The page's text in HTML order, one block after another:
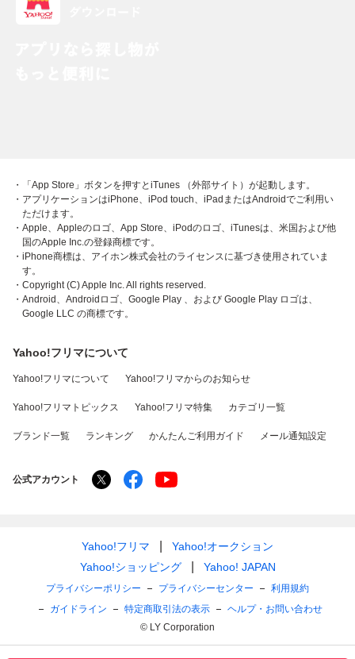
・「App Store」ボタンを押すとiTunes （外部サイト）が起動します。
・アプリケーションはiPhone、iPod touch、iPadまたはAndroidでご利用い
ただけます。
・Apple、Appleのロゴ、App Store、iPodのロゴ、iTunesは、米国および他
国のApple Inc.の登録商標です。
・iPhone商標は、アイホン株式会社のライセンスに基づき使用されていま
す。
・Copyright (C) Apple Inc. All rights reserved.
・Android、Androidロゴ、Google Play 、および Google Play ロゴは、
Google LLC の商標です。
Yahoo!フリマについて
Yahoo!フリマについて Yahoo!フリマからのお知らせ
Yahoo!フリマトピックス Yahoo!フリマ特集 カテゴリ一覧
ブランド一覧 ランキング かんたんご利用ガイド メール通知設定
公式アカウント
Yahoo!フリマ
Yahoo!オークション
Yahoo!ショッピング
Yahoo! JAPAN
プライバシーポリシー プライバシーセンター
利用規約
ガイドライン
特定商取引法の表示
ヘルプ・お問い合わせ
© LY Corporation